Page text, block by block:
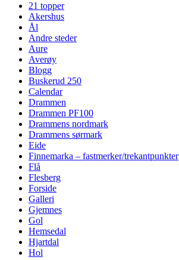
21 topper
Akershus
Ål
Andre steder
Aure
Averøy
Blogg
Buskerud 250
Calendar
Drammen
Drammen PF100
Drammens nordmark
Drammens sørmark
Eide
Finnemarka – fastmerker/trekantpunkter
Flå
Flesberg
Forside
Galleri
Gjemnes
Gol
Hemsedal
Hjartdal
Hol